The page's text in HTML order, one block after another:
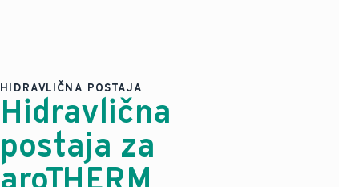
HIDRAVLIČNA POSTAJA
Hidravlična
postaja za
aroTHERM